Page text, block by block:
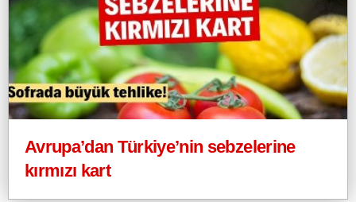
Avrupa’dan Türkiye’nin sebzelerine
kırmızı kart